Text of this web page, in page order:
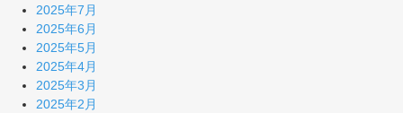
2025年7月
2025年6月
2025年5月
2025年4月
2025年3月
2025年2月